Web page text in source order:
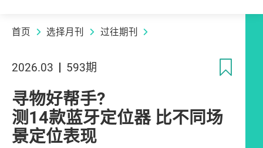
首页 选择月刊 过往期刊
2026.03 593期
寻物好帮手?
测14款蓝牙定位器 比不同场
景定位表现